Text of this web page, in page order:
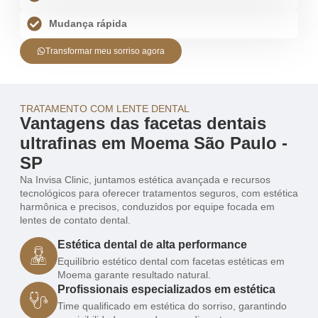
Mudança rápida
Transformar meu sorriso agora
TRATAMENTO COM LENTE DENTAL
Vantagens das facetas dentais
ultrafinas em Moema São Paulo -
SP
Na Invisa Clinic, juntamos estética avançada e recursos
tecnológicos para oferecer tratamentos seguros, com estética
harmônica e precisos, conduzidos por equipe focada em
lentes de contato dental.
Estética dental de alta performance
Equilíbrio estético dental com facetas estéticas em
Moema garante resultado natural.
Profissionais especializados em estética
Time qualificado em estética do sorriso, garantindo